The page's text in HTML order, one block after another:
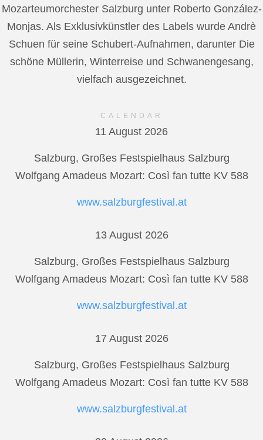
Mozarteumorchester Salzburg unter Roberto González-
Monjas. Als Exklusivkünstler des Labels wurde Andrè
Schuen für seine Schubert-Aufnahmen, darunter Die
schöne Müllerin, Winterreise und Schwanengesang,
vielfach ausgezeichnet.
CALENDAR
11 August 2026
Salzburg, Großes Festspielhaus Salzburg
Wolfgang Amadeus Mozart: Così fan tutte KV 588
www.salzburgfestival.at
13 August 2026
Salzburg, Großes Festspielhaus Salzburg
Wolfgang Amadeus Mozart: Così fan tutte KV 588
www.salzburgfestival.at
17 August 2026
Salzburg, Großes Festspielhaus Salzburg
Wolfgang Amadeus Mozart: Così fan tutte KV 588
www.salzburgfestival.at